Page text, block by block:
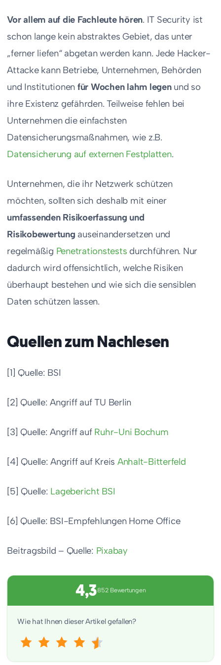
Vor allem auf die Fachleute hören. IT Security ist
schon lange kein abstraktes Gebiet, das unter
„ferner liefen“ abgetan werden kann. Jede Hacker-
Attacke kann Betriebe, Unternehmen, Behörden
und Institutionen für Wochen lahm legenund so
ihre Existenz gefährden. Teilweise fehlen bei
Unternehmen die einfachsten
Datensicherungsmaßnahmen, wie z.B.
Datensicherung auf externen Festplatten.
Unternehmen, die ihr Netzwerk schützen
möchten, sollten sich deshalb mit einer
umfassenden Risikoerfassung und
Risikobewertung auseinandersetzen und
regelmäßig Penetrationstests durchführen. Nur
dadurch wird offensichtlich, welche Risiken
überhaupt bestehen und wie sich die sensiblen
Daten schützen lassen.
Quellen zum Nachlesen
[1] Quelle: BSI
[2] Quelle: Angriff auf TU Berlin
[3] Quelle: Angriff auf Ruhr-Uni Bochum
[4] Quelle: Angriff auf Kreis Anhalt-Bitterfeld
[5] Quelle: Lagebericht BSI
[6] Quelle: BSI-Empfehlungen Home Office
Beitragsbild – Quelle: Pixabay
4,3852 Bewertungen
Wie hat Ihnen dieser Artikel gefallen?